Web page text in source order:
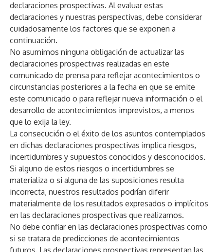
declaraciones prospectivas. Al evaluar estas
declaraciones y nuestras perspectivas, debe considerar
cuidadosamente los factores que se exponen a
continuación.
No asumimos ninguna obligación de actualizar las
declaraciones prospectivas realizadas en este
comunicado de prensa para reflejar acontecimientos o
circunstancias posteriores a la fecha en que se emite
este comunicado o para reflejar nueva información o el
desarrollo de acontecimientos imprevistos, a menos
que lo exija la ley.
La consecución o el éxito de los asuntos contemplados
en dichas declaraciones prospectivas implica riesgos,
incertidumbres y supuestos conocidos y desconocidos.
Si alguno de estos riesgos o incertidumbres se
materializa o si alguna de las suposiciones resulta
incorrecta, nuestros resultados podrían diferir
materialmente de los resultados expresados o implícitos
en las declaraciones prospectivas que realizamos.
No debe confiar en las declaraciones prospectivas como
si se tratara de predicciones de acontecimientos
futuros. Las declaraciones prospectivas representan las